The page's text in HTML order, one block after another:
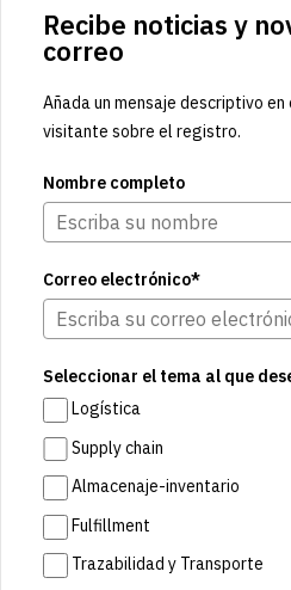
Recibe noticias y
correo
Añada un mensaje descriptivo
visitante sobre el registro.
Nombre completo
Correo electrónico*
Seleccionar el tema al que
Logística
Supply chain
Almacenaje-inventario
Fulfillment
Trazabilidad y Transporte